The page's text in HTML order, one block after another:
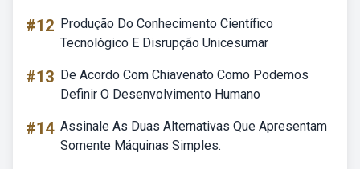
#12 Produção Do Conhecimento Científico
Tecnológico E Disrupção Unicesumar
#13 De Acordo Com Chiavenato Como Podemos
Definir O Desenvolvimento Humano
#14 Assinale As Duas Alternativas Que Apresentam
Somente Máquinas Simples.